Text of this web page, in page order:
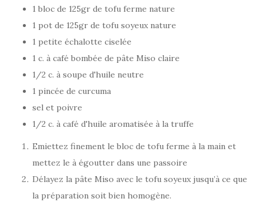
1 bloc de 125gr de tofu ferme nature
1 pot de 125gr de tofu soyeux nature
1 petite échalotte ciselée
1 c. à café bombée de pâte Miso claire
1/2 c. à soupe d'huile neutre
1 pincée de curcuma
sel et poivre
1/2 c. à café d'huile aromatisée à la truffe
Emiettez finement le bloc de tofu ferme à la main et
mettez le à égoutter dans une passoire
Délayez la pâte Miso avec le tofu soyeux jusqu’à ce que
la préparation soit bien homogène.